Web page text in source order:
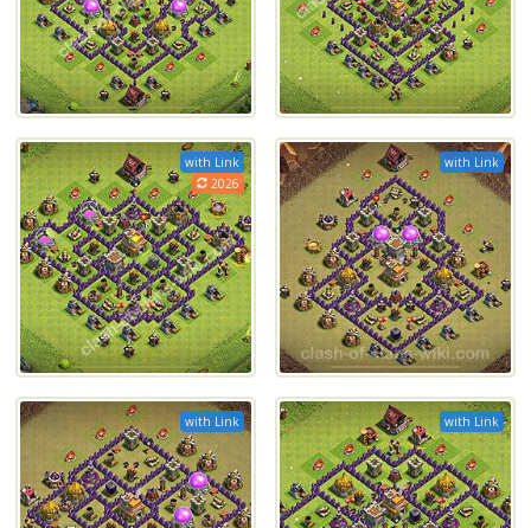
with Link
2026
with Link
with Link with Link